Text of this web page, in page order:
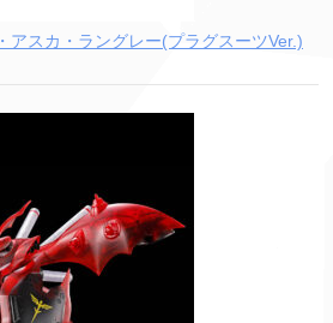
アスカ・ラングレー(プラグスーツVer.)